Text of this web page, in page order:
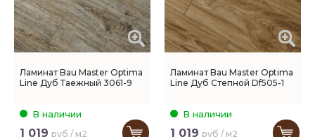
Ламинат Bau Master Optima
Line Дуб Таежный 3061-9
В наличии
1 019 руб / м2
Ламинат Bau Master Optima
Line Дуб Степной Df505-1
В наличии
1 019 руб / м2